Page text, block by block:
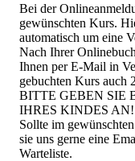
Bei der
gewünschten Kurs.
automatisch um eine
Nach Ihrer
Ihnen per E-Mail in
gebuchten Kurs auch
BITTE GEBEN SIE
IHRES KINDES
Sollte im
sie uns gerne eine
Warteliste.